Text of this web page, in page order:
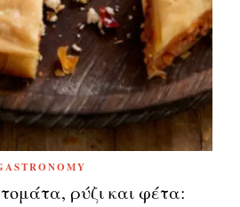
ρύζι και φέτα: